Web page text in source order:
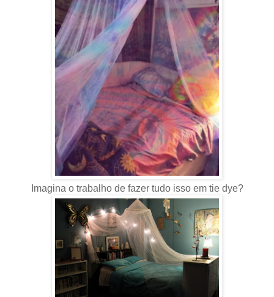
Imagina o trabalho de fazer tudo isso em tie dye?